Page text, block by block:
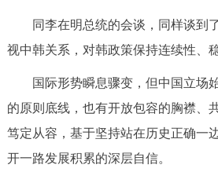
同李在明总统的会谈，同样谈到
视中韩关系，对韩政策保持连续性、
国际形势瞬息骤变，但中国立场
的原则底线，也有开放包容的胸襟、
笃定从容，基于坚持站在历史正确一
开一路发展积累的深层自信。